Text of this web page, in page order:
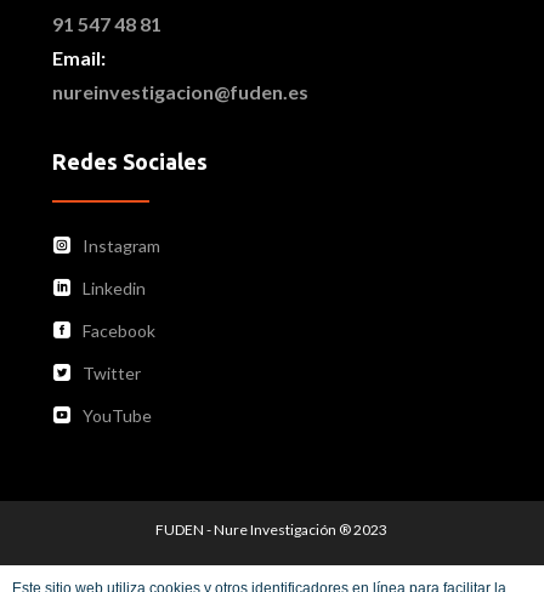
Este sitio web utiliza cookies y otros identificadores en línea para facilitar la
91 547 48 81
Email:
nureinvestigacion@fuden.es
Redes Sociales
Instagram
Linkedin
Facebook
Twitter
YouTube
FUDEN - Nure Investigación ®2023